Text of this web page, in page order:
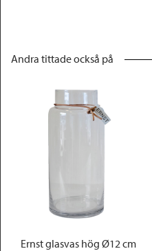
Andra tittade också på
Ernst glasvas hög Ø12 cm